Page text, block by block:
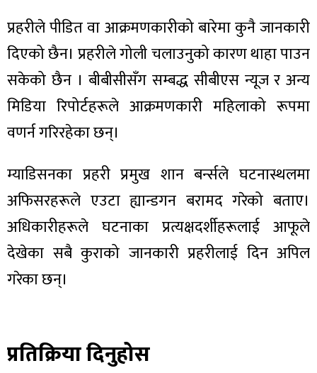
प्रहरीले पीडित वा आक्रमणकारीको बारेमा कुनै जानकारी
दिएको छैन। प्रहरीले गोली चलाउनुको कारण थाहा पाउन
सकेको छैन । बीबीसीसँग सम्बद्ध सीबीएस न्यूज र अन्य
मिडिया रिपोर्टहरूले आक्रमणकारी महिलाको रूपमा
वणर्न गरिरहेका छन्।
म्याडिसनका प्रहरी प्रमुख शान बर्न्सले घटनास्थलमा
अफिसरहरूले एउटा ह्यान्डगन बरामद गरेको बताए।
अधिकारीहरूले घटनाका प्रत्यक्षदर्शीहरूलाई आफूले
देखेका सबै कुराको जानकारी प्रहरीलाई दिन अपिल
गरेका छन्।
प्रतिक्रिया दिनुहोस